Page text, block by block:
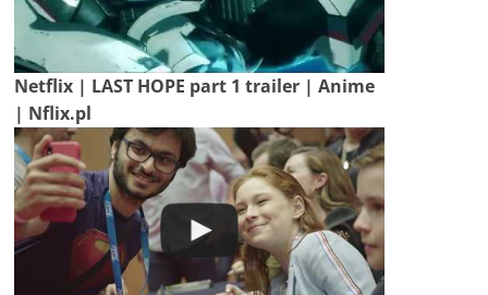
Netflix | LAST HOPE part 1 trailer | Anime
| Nflix.pl